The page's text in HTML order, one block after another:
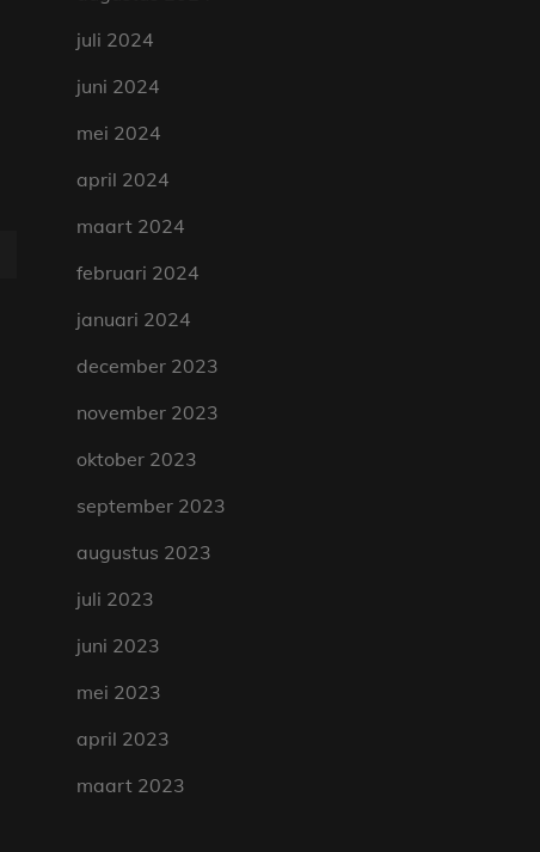
juli 2024
juni 2024
mei 2024
april 2024
maart 2024
februari 2024
januari 2024
december 2023
november 2023
oktober 2023
september 2023
augustus 2023
juli 2023
juni 2023
mei 2023
april 2023
maart 2023